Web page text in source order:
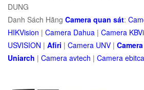
DUNG
Danh Sách Hãng Camera quan sát:
HIKVision | Camera Dahua | Camera
USVISION | Afiri | Camera UNV | Camera
Uniarch | Camera avtech | Camera